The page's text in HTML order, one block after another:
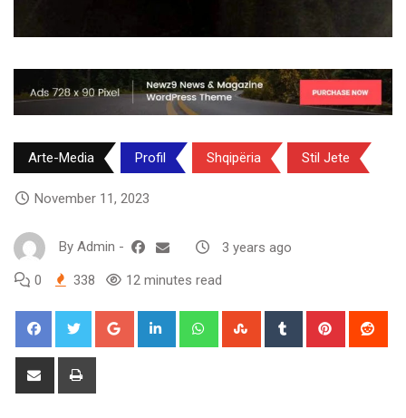
Arte-Media Profil Shqipëria Stil Jete
November 11, 2023
By Admin - 3 years ago
0 338 12 minutes read
Google+ LinkedIn WhatsappStumbleUpon
Tumblr Pinterest
Share